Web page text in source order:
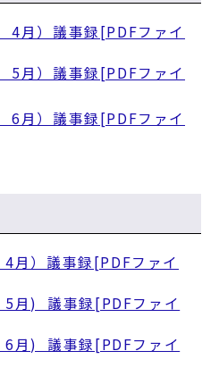
4月）議事録[PDFファイ
5月）議事録[PDFファイ
6月）議事録[PDFファイ
月）議事録[PDFファイ
月) 議事録[PDFファイ
月) 議事録[PDFファイ